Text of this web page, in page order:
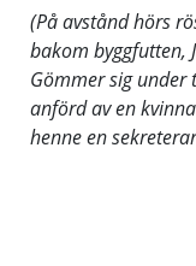
(På avstånd hörs
bakom byggfutten,
Gömmer sig under
anförd av en
henne en